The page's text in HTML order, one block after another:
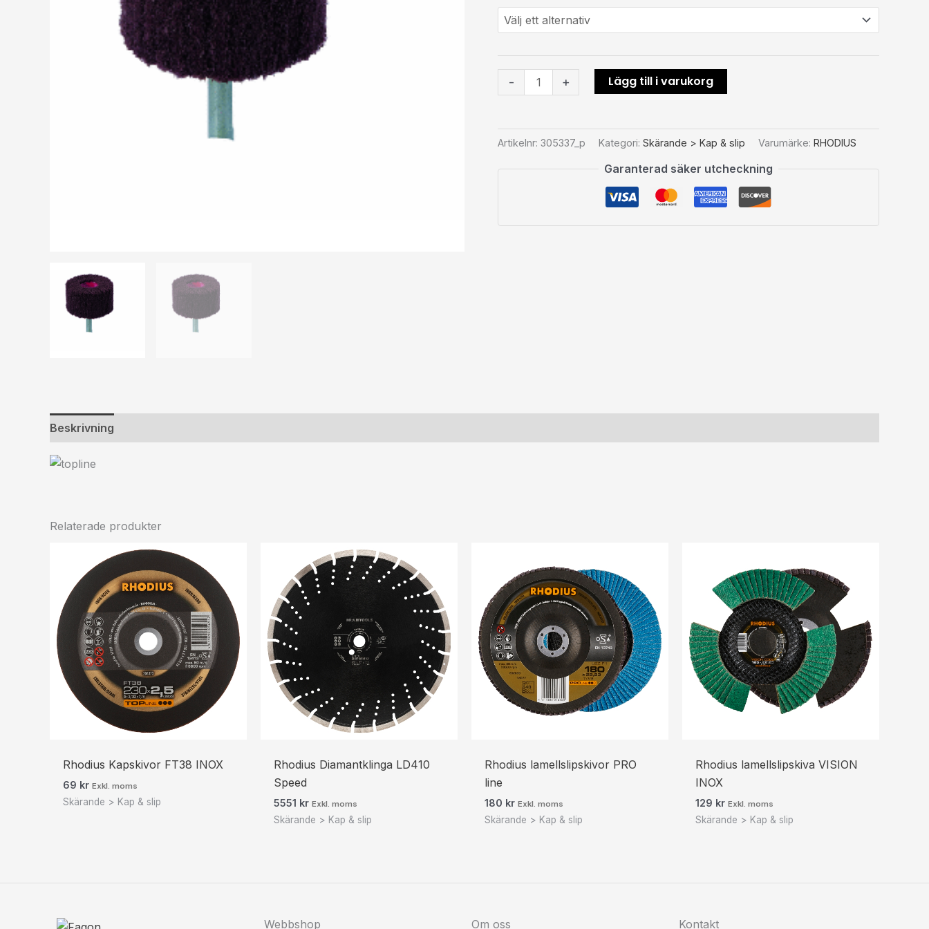
- + Lägg till i varukorg
Artikelnr: 305337_p Kategori: Skärande > Kap & slip Varumärke: RHODIUS
Garanterad säker utcheckning
Beskrivning
Relaterade produkter
Rhodius Kapskivor FT38 INOX
69 kr Exkl. moms
Skärande > Kap & slip
Rhodius Diamantklinga LD410
Speed
5551 kr Exkl. moms
Skärande > Kap & slip
Rhodius lamellslipskivor PRO
line
180 kr Exkl. moms
Skärande > Kap & slip
Rhodius lamellslipskiva VISION
INOX
129 kr Exkl. moms
Skärande > Kap & slip
Webbshop Om oss Kontakt